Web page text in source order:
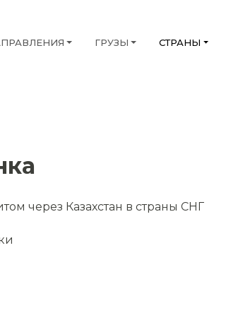
ГРУЗЫ СТРАНЫ
через Казахстан в страны СНГ